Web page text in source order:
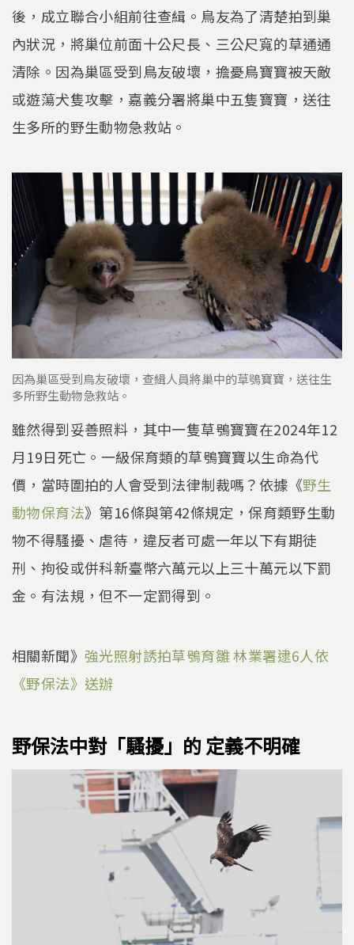
後，成立聯合小組前往查緝。鳥友為了清楚拍到巢
內狀況，將巢位前面十公尺長、三公尺寬的草通通
清除。因為巢區受到鳥友破壞，擔憂鳥寶寶被天敵
或遊蕩犬隻攻擊，嘉義分署將巢中五隻寶寶，送往
生多所的野生動物急救站。
因為巢區受到鳥友破壞，查緝人員將巢中的草鴞寶寶，送往生
多所野生動物急救站。
雖然得到妥善照料，其中一隻草鴞寶寶在2024年12
月19日死亡。一級保育類的草鴞寶寶以生命為代
價，當時圍拍的人會受到法律制裁嗎？依據《野生
動物保育法》第16條與第42條規定，保育類野生動
物不得騷擾、虐待，違反者可處一年以下有期徒
刑、拘役或併科新臺幣六萬元以上三十萬元以下罰
金。有法規，但不一定罰得到。
相關新聞》 強光照射誘拍草鴞育雛 林業署逮6人依
《野保法》送辦
野保法中對「騷擾」的 定義不明確